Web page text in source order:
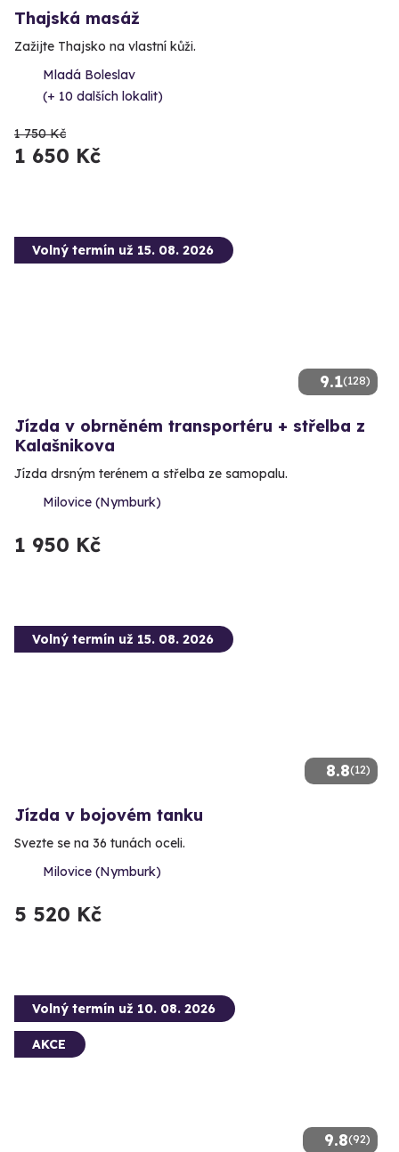
Thajská masáž
Zažijte Thajsko na vlastní kůži.
Mladá Boleslav
(+ 10 dalších lokalit)
1 750 Kč
1 650 Kč
9.1(128)
Volný termín už 15. 08. 2026
Jízda v obrněném transportéru + střelba z
Kalašnikova
Jízda drsným terénem a střelba ze samopalu.
Milovice (Nymburk)
1 950 Kč
8.8(12)
Volný termín už 15. 08. 2026
Jízda v bojovém tanku
Svezte se na 36 tunách oceli.
Milovice (Nymburk)
5 520 Kč
9.8(92)
Volný termín už 10. 08. 2026
AKCE